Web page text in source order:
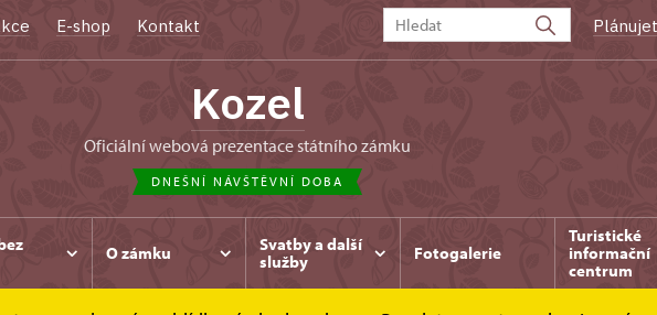
E-shop Kontakt
Kozel
oficiální webová prezentace státního zámku
DNEŠNÍ NÁVŠTĚVNÍ DOBA
O zámku
Svatby a další
služby
Fotogalerie
Turistické
informační
centrum